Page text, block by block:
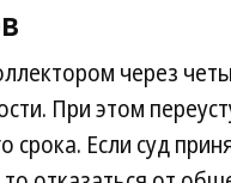
через
При этом
срока. Если суд